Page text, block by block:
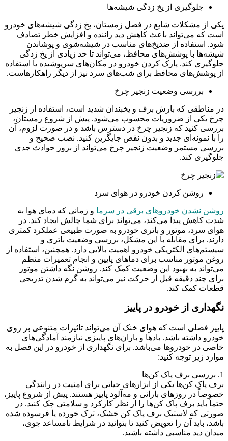
جلوگیری از یخ زدگی شیشه‌ها
یکی از مشکلات شایع در فصل زمستان، یخ زدگی شیشه‌های خودرو
است که می‌تواند باعث کاهش دید راننده و افزایش خطر تصادف
شود. استفاده از ضدیخ‌های مناسب در شیشه‌شوی و پوشاندن
شیشه‌ها با پوشش‌های محافظ، می‌تواند تا حد زیادی از یخ زدگی
جلوگیری کند. پارک کردن خودرو در مکان‌های سرپوشیده یا استفاده
از پوشش‌های محافظ برای شب‌های سرد نیز از دیگر راهکارهاست.
بررسی وضعیت زنجیر چرخ
در مناطقی که بارش برف و یخبندان شدید است، استفاده از زنجیر
چرخ یکی از ضروریات محسوب می‌شود. پیش از شروع زمستان،
بررسی کنید که زنجیر چرخ در دسترس باشد و در صورت لزوم، آن
را با نمونه‌ای جدید و بدون نقص جایگزین کنید. نصب صحیح و
بررسی مستمر وضعیت زنجیر چرخ می‌تواند از بروز حوادث جدی
جلوگیری کند.
روشن کردن خودرو در هوای سرد
روشن نشدن خودروهای برقی در سرما و زمانی که دمای هوا به
شدت کاهش پیدا می‌کند، می‌تواند برای شما چالش ایجاد کند. در
هوای سرد، موتور و باتری خودرو به صورت طبیعی عملکرد کمتری
دارند. برای مقابله با این مشکل، بررسی وضعیت باتری و
سیستم‌های الکتریکی خودرو اهمیت بالایی دارد. همچنین، استفاده از
روغن موتور مناسب برای دماهای پایین و انجام تعمیرات منظم
می‌تواند به بهبود این وضعیت کمک کند. روشن نگه داشتن موتور
برای چند دقیقه قبل از حرکت نیز می‌تواند به گرم شدن تدریجی
قطعات کمک کند.
نگهداری از خودرو در پاییز
پاییز فصلی است که هوای خنک آن می‌تواند تاثیرات متنوعی بر روی
خودرو داشته باشد. بادها و باران‌های پاییزی نیازمند آمادگی‌های
خاصی در خودروها می‌باشد. برای نگهداری از خودرو در این فصل به
موارد زیر توجه کنید:
1. بررسی برف پاک کن‌ها
برف پاک کن‌ها یکی از ابزارهای حیاتی برای امنیت در رانندگی
خصوصاً در روزهای بارانی و مه‌آلود پاییز هستند. پیش از شروع پاییز،
حتماً باید برف پاک کن‌ها را از نظر کارکرد و سلامتی چک کنید. در
صورتی که لاستیک برف پاک کن خشک، ترک خورده یا فرسوده شده
باشد، باید آن را تعویض کنید تا بتوانید در شرایط نامساعد جوی،
میدان دید مناسبی داشته باشید.